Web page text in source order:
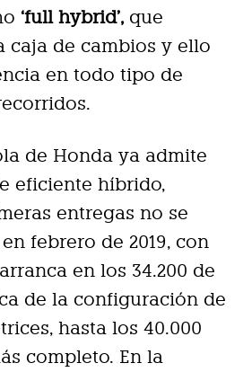
‘full hybrid’,que
caja de cambios y ello
en todo tipo de
de Honda ya admite
eficiente híbrido,
entregas no se
febrero de 2019, con
en los 34.200 de
de la configuración de
hasta los 40.000
completo. En la